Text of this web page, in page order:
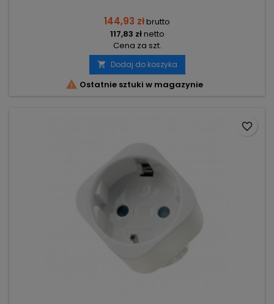
144,93 złbrutto
117,83 złnetto
Cena za szt.
 Dodaj do koszyka
 Ostatnie sztuki w magazynie
favorite_border